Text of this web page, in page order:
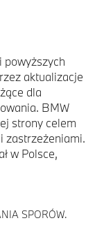
powyższych
aktualizacje
dla
BMW
strony celem
zastrzeżeniami.
w Polsce,
SPORÓW.